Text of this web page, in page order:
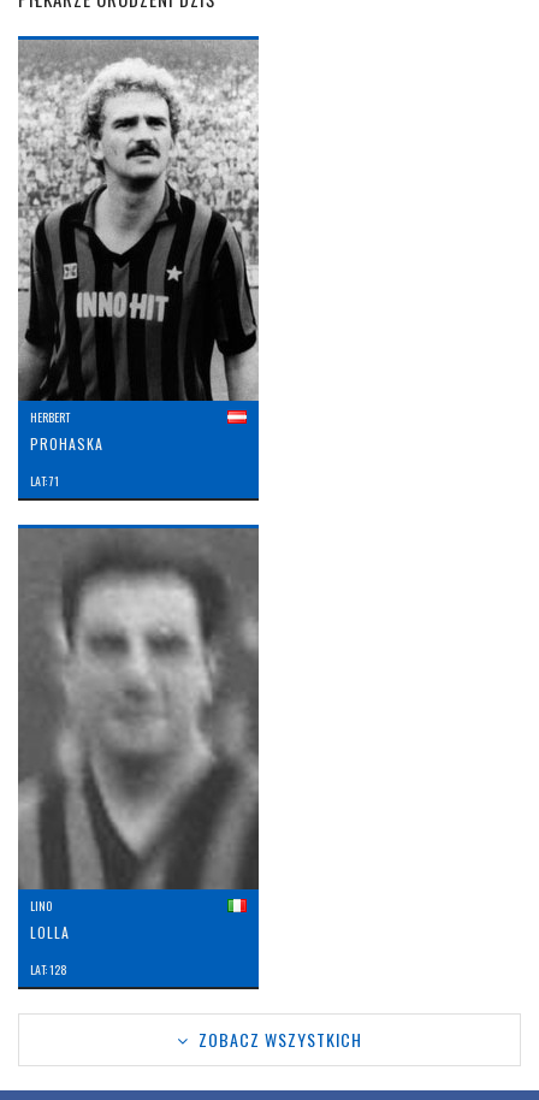
HERBERT
PROHASKA
LAT: 71
LINO
LOLLA
LAT: 128
ZOBACZ WSZYSTKICH